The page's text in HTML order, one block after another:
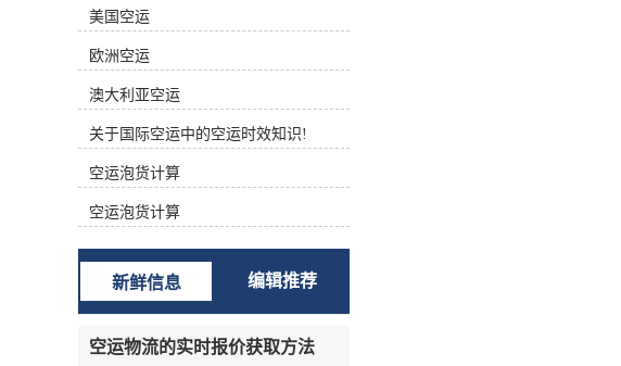
（issue carrier）航空货运单的名称和
标志(航徽、代码等)。.这种空运单代
表的身份。 (2)中性货运单（Neutral
Air Waybill） 承运人名称和标志的货
运单未提前打印在运单上。这种空运
根据不同的功能进行分类 (1)航空主
运单（Master Air Waybill ，MAWB）
签发的航空运单称为主运单。 (2)航
空分运单（House Air Waybill ，
HAWB） 在办理集中托运业务时，向
发货人签发运单。三、航空货运单的
构成 中国国际航空货运单由一式十二
联组成，包括三联原件、六联副本和
三联额外副本。 如下表所示： 填写
航空货运单的责任 根据《华沙公
约》、《海牙议定书》和承运人的运
美国空运
欧洲空运
澳大利亚空运
关于国际空运中的空运时效知识!
空运泡货计算
空运泡货计算
新鲜信息 编辑推荐
空运物流的实时报价获取方法